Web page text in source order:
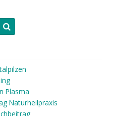
Plasma
Naturheilpraxis